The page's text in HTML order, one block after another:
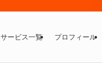
サービス一覧 プロフィール